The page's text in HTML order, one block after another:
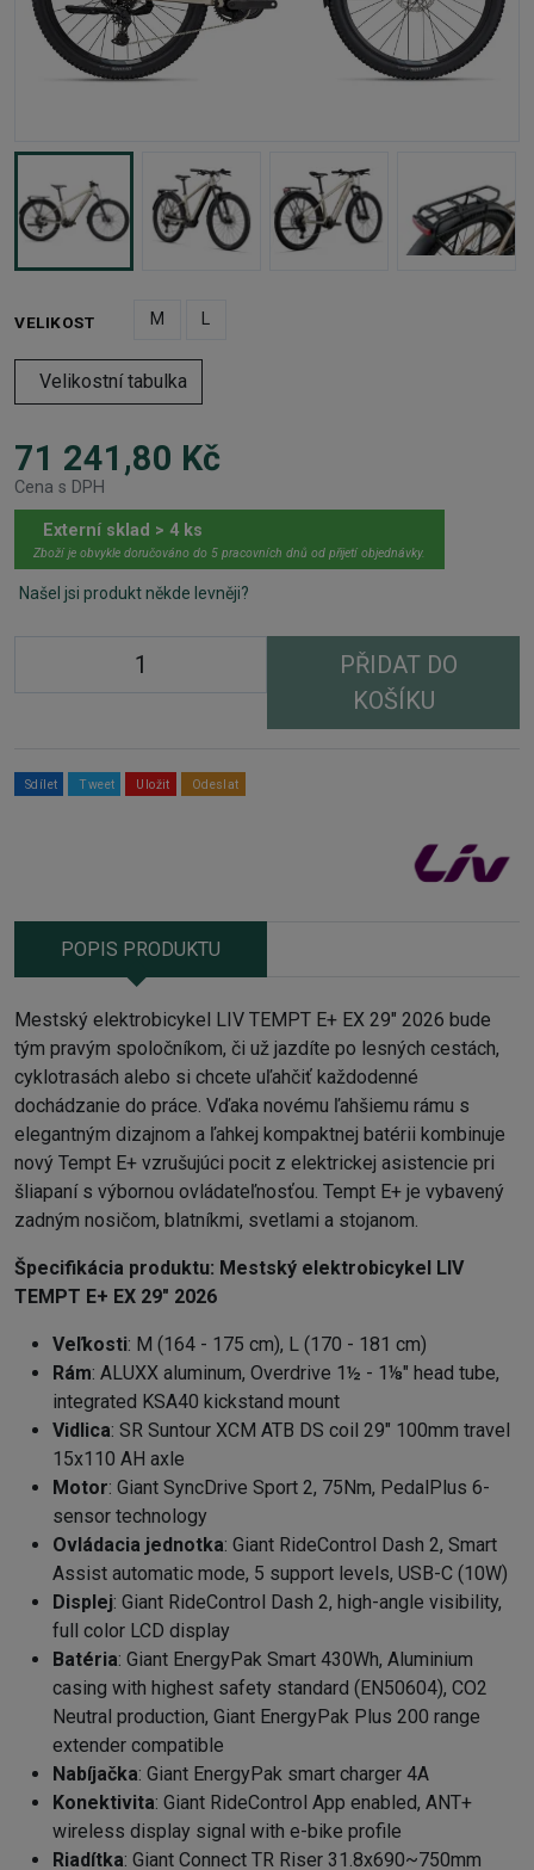
VELIKOST M L
Velikostní tabulka
71 241,80 Kč
Cena s DPH
Externí sklad > 4 ks
Zboží je obvykle doručováno do 5 pracovních dnů od přijetí objednávky.
Našel jsi produkt někde levněji?
PŘIDAT DO
KOŠÍKU
Sdílet Tweet Uložit Odeslat
POPIS PRODUKTU
Mestský elektrobicykel LIV TEMPT E+ EX 29" 2026 bude
tým pravým spoločníkom, či už jazdíte po lesných cestách,
cyklotrasách alebo si chcete uľahčiť každodenné
dochádzanie do práce. Vďaka novému ľahšiemu rámu s
elegantným dizajnom a ľahkej kompaktnej batérii kombinuje
nový Tempt E+ vzrušujúci pocit z elektrickej asistencie pri
šliapaní s výbornou ovládateľnosťou. Tempt E+ je vybavený
zadným nosičom, blatníkmi, svetlami a stojanom.
Špecifikácia produktu: Mestský elektrobicykel LIV
TEMPT E+ EX 29" 2026
Veľkosti: M (164 - 175 cm), L (170 - 181 cm)
Rám: ALUXX aluminum, Overdrive 1½ - 1⅛" head tube,
integrated KSA40 kickstand mount
Vidlica: SR Suntour XCM ATB DS coil 29" 100mm travel
15x110 AH axle
Motor: Giant SyncDrive Sport 2, 75Nm, PedalPlus 6-
sensor technology
Ovládacia jednotka: Giant RideControl Dash 2, Smart
Assist automatic mode, 5 support levels, USB-C (10W)
Displej: Giant RideControl Dash 2, high-angle visibility,
full color LCD display
Batéria: Giant EnergyPak Smart 430Wh, Aluminium
casing with highest safety standard (EN50604), CO2
Neutral production, Giant EnergyPak Plus 200 range
extender compatible
Nabíjačka: Giant EnergyPak smart charger 4A
Konektivita: Giant RideControl App enabled, ANT+
wireless display signal with e-bike profile
Riadítka: Giant Connect TR Riser 31.8x690~750mm